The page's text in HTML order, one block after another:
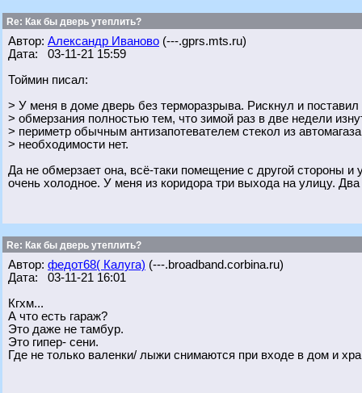
Re: Как бы дверь утеплить?
Автор: Александр Иваново (---.gprs.mts.ru)
Дата: 03-11-21 15:59
Тоймин писал:
> У меня в доме дверь без терморазрыва. Рискнул и
> обмерзания полностью тем, что зимой раз в две недели
> периметр обычным антизапотевателем стекол из
> необходимости нет.
Да не обмерзает она, всё-таки помещение с другой стороны
очень холодное. У меня из коридора три выхода на улицу.
Re: Как бы дверь утеплить?
Автор: федот68( Калуга) (---.broadband.corbina.ru)
Дата: 03-11-21 16:01
Кгхм...
А что есть гараж?
Это даже не тамбур.
Это гипер- сени.
Где не только валенки/ лыжи снимаются при входе в дом и